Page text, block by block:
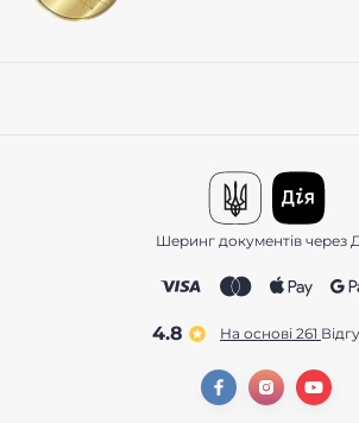
Шеринг документів через
4.8 На основі 261